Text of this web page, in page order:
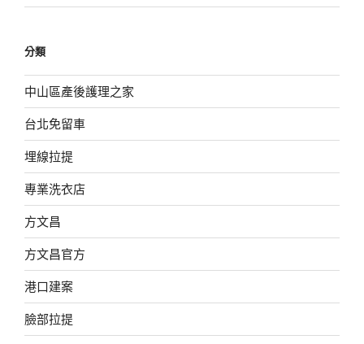
分類
中山區產後護理之家
台北免留車
埋線拉提
專業洗衣店
方文昌
方文昌官方
港口建案
臉部拉提